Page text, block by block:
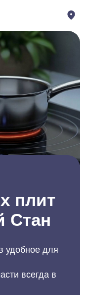
плит
Стан
удобное для
всегда в